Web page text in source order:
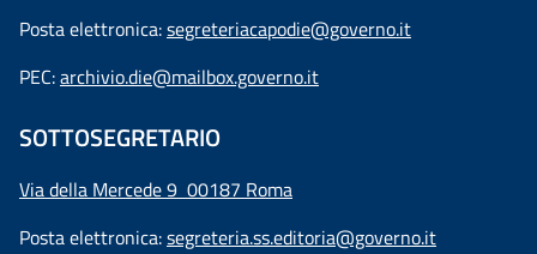
Posta elettronica:segreteriacapodie@governo.it
PEC:archivio.die@mailbox.governo.it
SOTTOSEGRETARIO
Via della Mercede 9 00187 Roma
Posta elettronica:segreteria.ss.editoria@governo.it